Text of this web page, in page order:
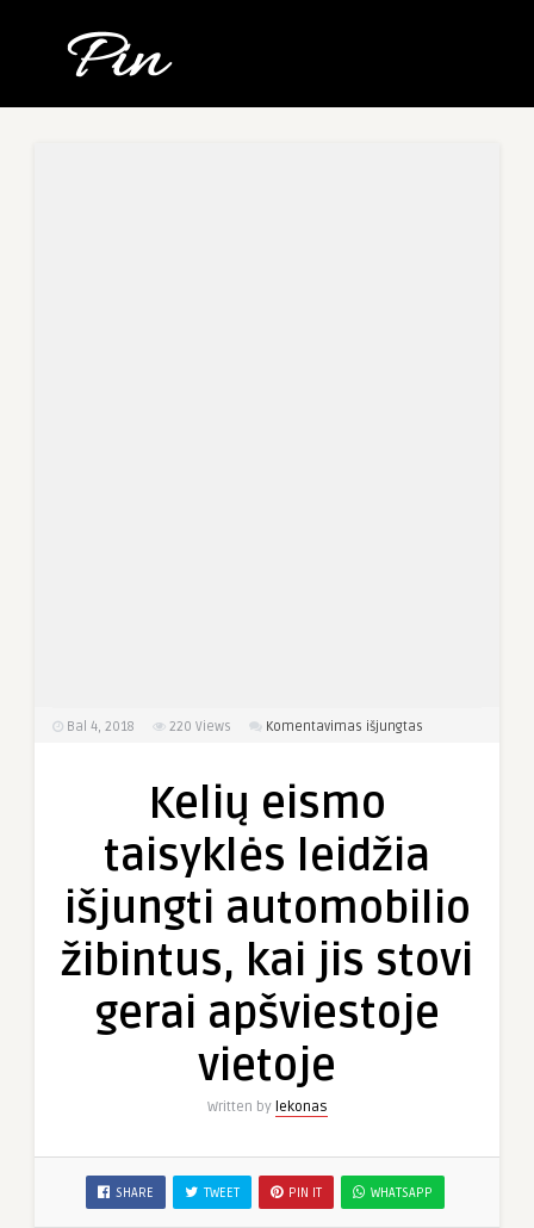
Bal 4, 2018 220 Views Komentavimas išjungtas
išjungti
žibintus,
jis
gerai
Kelių eismo
taisyklės leidžia
išjungti automobilio
žibintus, kai jis stovi
gerai apšviestoje
vietoje
Written by lekonas
SHARE TWEET PIN IT WHATSAPP